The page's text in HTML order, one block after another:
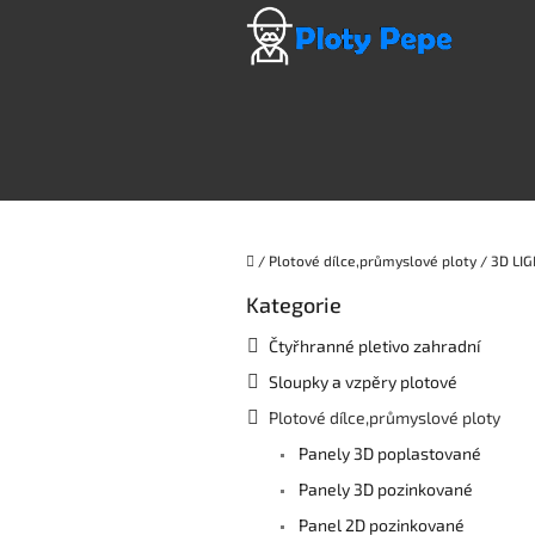
Domů
/ Plotové dílce,průmyslové ploty / 3D
Přeskočit
Kategorie
Čtyřhranné pletivo zahradní
Sloupky a vzpěry plotové
Plotové dílce,průmyslové ploty
Panely 3D poplastované
Panely 3D pozinkované
Panel 2D pozinkované